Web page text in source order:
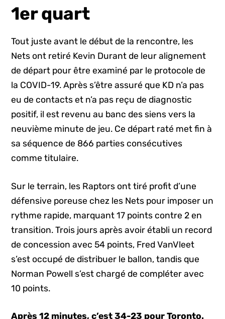
1er quart
Tout juste avant le début de la rencontre, les
Nets ont retiré Kevin Durant de leur alignement
de départ pour être examiné par le protocole de
la COVID-19. Après s’être assuré que KD n’a pas
eu de contacts et n’a pas reçu de diagnostic
positif, il est revenu au banc des siens vers la
neuvième minute de jeu. Ce départ raté met fin à
sa séquence de 866 parties consécutives
comme titulaire.
Sur le terrain, les Raptors ont tiré profit d’une
défensive poreuse chez les Nets pour imposer un
rythme rapide, marquant 17 points contre 2 en
transition. Trois jours après avoir établi un record
de concession avec 54 points, Fred VanVleet
s’est occupé de distribuer le ballon, tandis que
Norman Powell s’est chargé de compléter avec
10 points.
Après 12 minutes, c’est 34-23 pour Toronto.